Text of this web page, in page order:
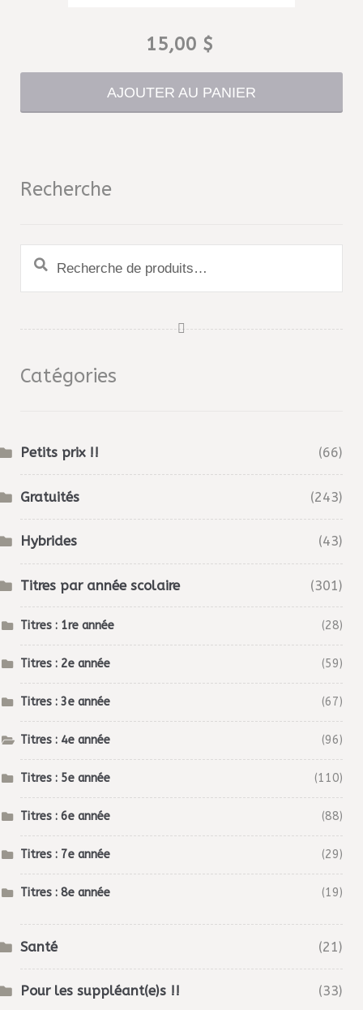
15,00 $
AJOUTER AU PANIER
Recherche
Recherche
pour :
Catégories
Petits prix !! (66)
Gratuités (243)
Hybrides (43)
Titres par année scolaire (301)
Titres : 1re année (28)
Titres : 2e année (59)
Titres : 3e année (67)
Titres : 4e année (96)
Titres : 5e année (110)
Titres : 6e année (88)
Titres : 7e année (29)
Titres : 8e année (19)
Santé (21)
Pour les suppléant(e)s !! (33)